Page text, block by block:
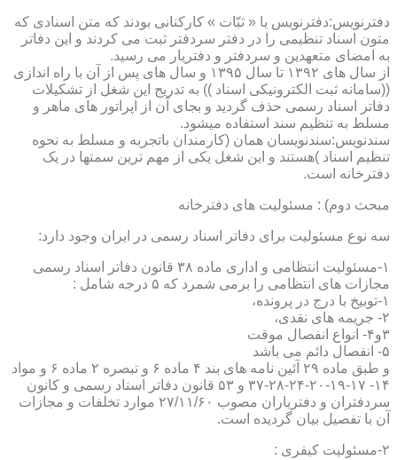
دفترنویس:دفترنویس یا « ثبّات » کارکنانی بودند که متن اسنادی که
متون اسناد تنظیمی را در دفتر سردفتر ثبت می کردند و این دفاتر
به امضای متعهدین و سردفتر و دفتریار می رسید.
از سال های ۱۳۹۲ تا سال ۱۳۹۵ و سال های پس از آن با راه اندازی
((سامانه ثبت الکترونیکی اسناد )) به تدریج این شغل از تشکیلات
دفاتر اسناد رسمی حذف گردید و بجای آن از اپراتور های ماهر و
مسلط به تنظیم سند استفاده میشود.
سندنویس:سندنویسان همان (کارمندان باتجربه و مسلط به نحوه
تنظیم اسناد )هستند و این شغل یکی از مهم ترین سمتها در یک
دفترخانه است.
مبحث دوم) : مسئولیت های دفترخانه
سه نوع مسئولیت برای دفاتر اسناد رسمی در ایران وجود دارد:
۱-مسئولیت انتظامی و اداری ماده ۳۸ قانون دفاتر اسناد رسمی
مجازات های انتظامی را برمی شمرد که ۵ درجه شامل :
۱-توبیخ با درج در پرونده،
۲- جریمه های نقدی،
۳و۴- انواع انفصال موقت
۵- انفصال دائم می باشد
و طبق ماده ۲۹ آئین نامه های بند ۴ ماده ۶ و تبصره ۲ ماده ۶ و مواد
۱۴- ۱۷-۱۹-۲۰-۲۴-۲۸-۳۷ و ۵۳ قانون دفاتر اسناد رسمی و کانون
سردفتران و دفتریاران مصوب ۲۷/۱۱/۶۰ موارد تخلفات و مجازات
آن با تفصیل بیان گردیده است.
۲-مسئولیت کیفری :